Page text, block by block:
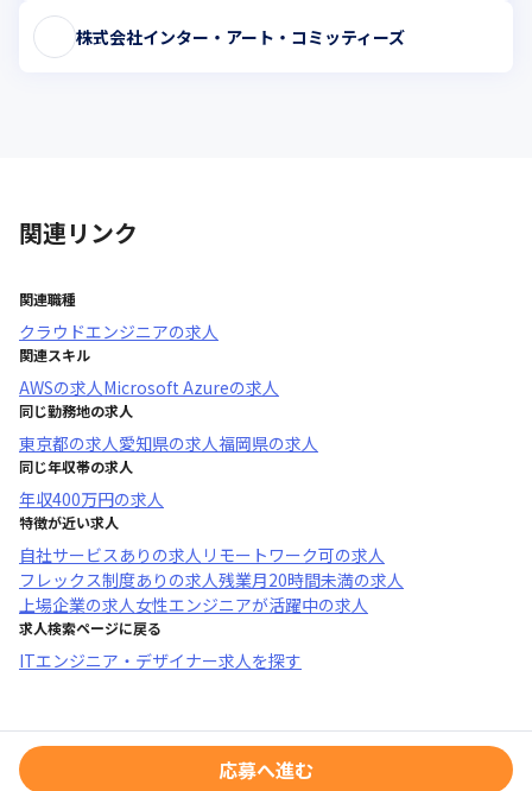
株式会社インター・アート・コミッティーズ
関連リンク
関連職種
クラウドエンジニアの求人
関連スキル
AWSの求人Microsoft Azureの求人
同じ勤務地の求人
東京都の求人愛知県の求人福岡県の求人
同じ年収帯の求人
年収400万円の求人
特徴が近い求人
自社サービスあり の求人 リモートワーク可の求人
フレックス制度あり の求人残業月20時間未満の求人
上場企業の求人女性エンジニアが活躍中の求人
求人検索ページに戻る
ITエンジニア・デザイナー求人を探す
応募へ進む